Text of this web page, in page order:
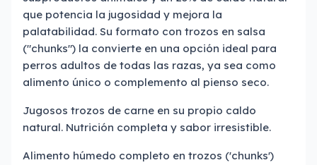
que potencia la jugosidad y mejora la
palatabilidad. Su formato con trozos en salsa
("chunks") la convierte en una opción ideal para
perros adultos de todas las razas, ya sea como
alimento único o complemento al pienso seco.
Jugosos trozos de carne en su propio caldo
natural. Nutrición completa y sabor irresistible.
Alimento húmedo completo en trozos ('chunks')